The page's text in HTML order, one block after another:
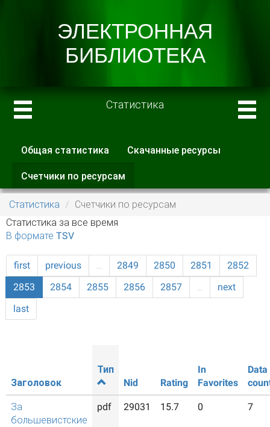
Статистика
Главные вкладки
Общая статистика Скачанные ресурсы
Счетчики по ресурсам
вкладка)
Статистика
Счетчики по ресурсам
Статистика за все время
В формате TSV
first previous … 2849 2850 2851
2852
2853
2854 2855 2856 2857 …
next
last
Заголовок
Тип
Nid
Rating
In
Favorites
Data
За
большевистские
pdf 29031 15.7 0 7